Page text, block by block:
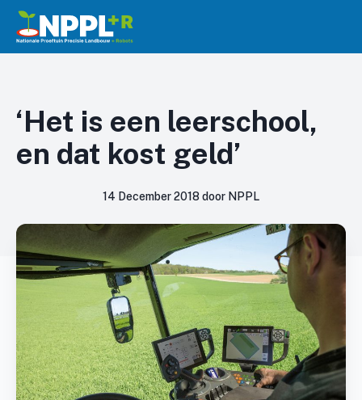
‘Het is een leerschool,
en dat kost geld’
14 December 2018 door NPPL